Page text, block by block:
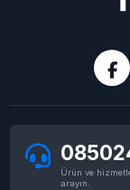
Ürün ve
arayın.